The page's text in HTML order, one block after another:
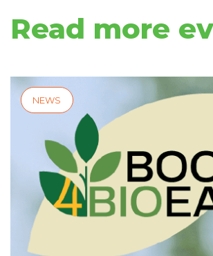
Read more